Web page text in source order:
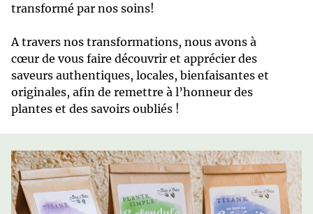
transformé par nos soins!
A travers nos transformations, nous avons à
cœur de vous faire découvrir et apprécier des
saveurs authentiques, locales, bienfaisantes et
originales, afin de remettre à l’honneur des
plantes et des savoirs oubliés !